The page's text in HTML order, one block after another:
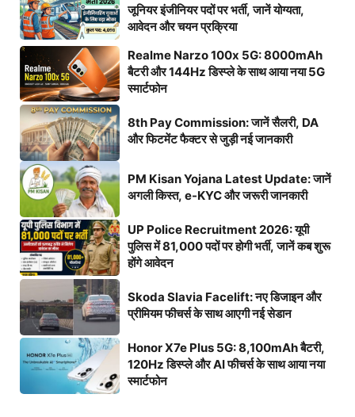
जूनियर इंजीनियर पदों पर भर्ती, जानें योग्यता,
आवेदन और चयन प्रक्रिया
Realme Narzo 100x 5G: 8000mAh
बैटरी और 144Hz डिस्प्ले के साथ आया नया 5G
स्मार्टफोन
8th Pay Commission: जानें सैलरी, DA
और फिटमेंट फैक्टर से जुड़ी नई जानकारी
PM Kisan Yojana Latest Update: जानें
अगली किस्त, e-KYC और जरूरी जानकारी
UP Police Recruitment 2026: यूपी
पुलिस में 81,000 पदों पर होगी भर्ती, जानें कब शुरू
होंगे आवेदन
Skoda Slavia Facelift: नए डिजाइन और
प्रीमियम फीचर्स के साथ आएगी नई सेडान
Honor X7e Plus 5G: 8,100mAh बैटरी,
120Hz डिस्प्ले और AI फीचर्स के साथ आया नया
स्मार्टफोन